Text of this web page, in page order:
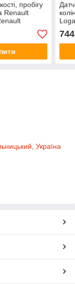
пробігу
Renault
8200547283
744
Україна